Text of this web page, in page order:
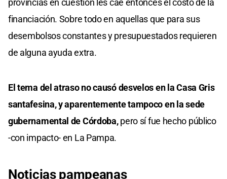
provincias en cuestión les cae entonces el costo de la
financiación. Sobre todo en aquellas que para sus
desembolsos constantes y presupuestados requieren
de alguna ayuda extra.
El tema del atraso no causó desvelos en la Casa Gris
santafesina, y aparentemente tampoco en la sede
gubernamental de Córdoba,pero sí fue hecho público
-con impacto- en La Pampa.
Noticias pampeanas